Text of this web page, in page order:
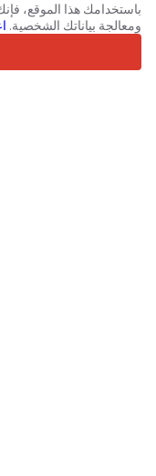
4.7/5
Trustpilot
باستخدامك هذا الموقع،
ومعالجة بياناتك الشخصية.